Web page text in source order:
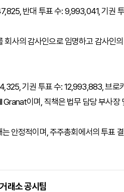
반대 투표 수: 9,993,041, 기권
사의 감사인으로 임명하고 감사인
기권 투표 수: 12,993,883, 브
Granat이며, 직책은 법무 담당 부사
안정적이며, 주주총회에서의 투표
래소 공시팀